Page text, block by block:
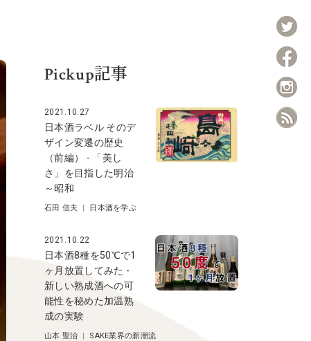
Pickup記事
2021.10.27
日本酒ラベル そのデ
ザイン変遷の歴史
（前編） - 「美し
さ」を目指した明治
～昭和
石田 信夫 | 日本酒を学ぶ
2021.10.22
日本酒8種を50℃で1
ヶ月放置してみた -
新しい熟成酒への可
能性を秘めた加温熟
成の実験
山本 聖治 | SAKE業界の新潮流